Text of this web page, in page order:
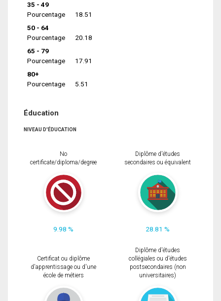
35 - 49
Pourcentage
18.51
50 - 64
Pourcentage
20.18
65 - 79
Pourcentage
17.91
80+
Pourcentage
5.51
Éducation
NIVEAU D'ÉDUCATION
No
certificate/diploma/degree
9.98 %
Diplôme d'études
secondaires ou équivalent
28.81 %
Certificat ou diplôme
d'apprentissage ou d'une
école de métiers
Diplôme d'études
collégiales ou d'études
postsecondaires (non
universitaires)